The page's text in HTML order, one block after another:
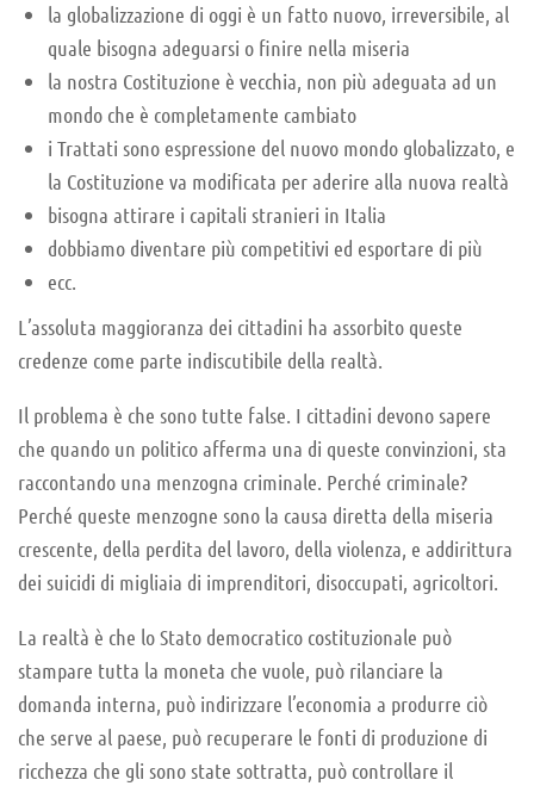
la globalizzazione di oggi è un fatto nuovo, irreversibile, al
quale bisogna adeguarsi o finire nella miseria
la nostra Costituzione è vecchia, non più adeguata ad un
mondo che è completamente cambiato
i Trattati sono espressione del nuovo mondo globalizzato, e
la Costituzione va modificata per aderire alla nuova realtà
bisogna attirare i capitali stranieri in Italia
dobbiamo diventare più competitivi ed esportare di più
ecc.
L’assoluta maggioranza dei cittadini ha assorbito queste
credenze come parte indiscutibile della realtà.
Il problema è che sono tutte false. I cittadini devono sapere
che quando un politico afferma una di queste convinzioni, sta
raccontando una menzogna criminale. Perché criminale?
Perché queste menzogne sono la causa diretta della miseria
crescente, della perdita del lavoro, della violenza, e addirittura
dei suicidi di migliaia di imprenditori, disoccupati, agricoltori.
La realtà è che lo Stato democratico costituzionale può
stampare tutta la moneta che vuole, può rilanciare la
domanda interna, può indirizzare l’economia a produrre ciò
che serve al paese, può recuperare le fonti di produzione di
ricchezza che gli sono state sottratta, può controllare il